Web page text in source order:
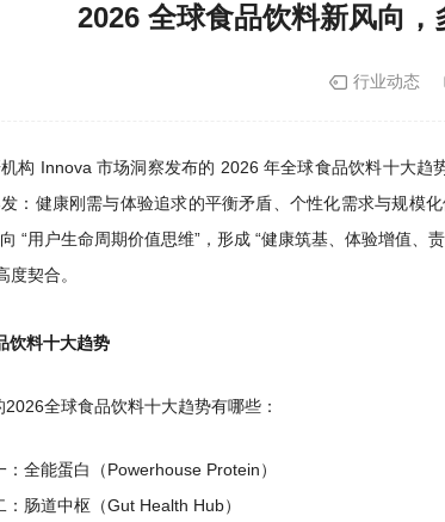
2026 全球食品饮料新风向
行业动态
构 Innova 市场洞察发布的 2026 年全球食品饮料十大
：健康刚需与体验追求的平衡矛盾、个性化需求与规模
“用户生命周期价值思维”，形成 “健康筑基、体验增值
度契合。
饮料十大趋势
全球食品饮料十大趋势有哪些：
：全能蛋白（Powerhouse Protein）
：肠道中枢（Gut Health Hub）